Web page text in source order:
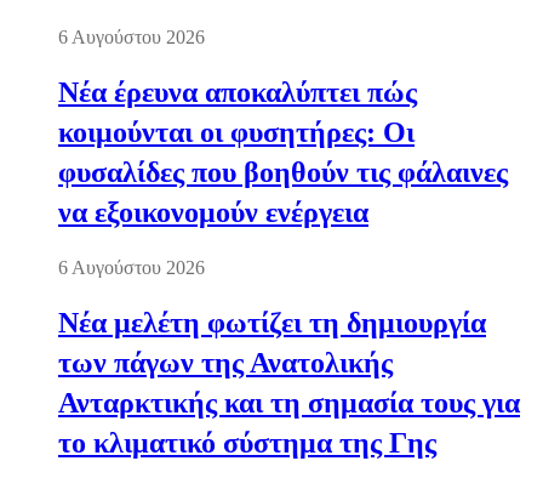
6 Αυγούστου 2026
Νέα έρευνα αποκαλύπτει πώς
κοιμούνται οι φυσητήρες: Οι
φυσαλίδες που βοηθούν τις φάλαινες
να εξοικονομούν ενέργεια
6 Αυγούστου 2026
Νέα μελέτη φωτίζει τη δημιουργία
των πάγων της Ανατολικής
Ανταρκτικής και τη σημασία τους για
το κλιματικό σύστημα της Γης